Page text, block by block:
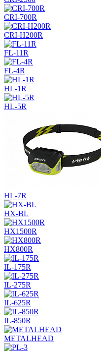
CRI-700R
CRI-H200R
FL-11R
FL-4R
HL-1R
HL-5R
HL-7R
HX-BL
HX1500R
HX800R
IL-175R
IL-275R
IL-625R
IL-850R
METALHEAD